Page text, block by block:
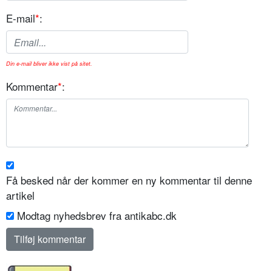
E-mail*:
Din e-mail bliver ikke vist på sitet.
Kommentar*:
Få besked når der kommer en ny kommentar til denne
artikel
Modtag nyhedsbrev fra antikabc.dk